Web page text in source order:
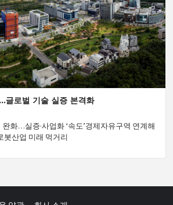
로벌 기술 실증 본격화
화…실증·사업화 ‘속도’경제자유구역 연계해
봇산업 미래 먹거리